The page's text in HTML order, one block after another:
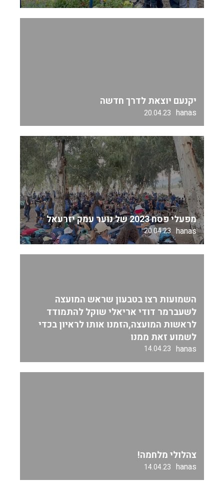
יקנעם יוצאת לדרך חדשה
hanas
20.04.23
מפעלי פסח 2023 של נוער עמק יזרעאל
hanas
20.04.23
השמועות רצו בטבעון שראש המועצה
לשעברמר דודי אריאלי שוקל להתמודד
לראשות המועצה,הזמנו אותו לראיון בכדי
לשמוע זאת ממנו
hanas
14.04.23
צהלולי מלחמה!
hanas
14.04.23